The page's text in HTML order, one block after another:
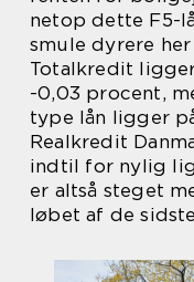
netop dette F5-
smule dyrere
Totalkredit
-0,03 procent,
type lån ligger
Realkredit
indtil for nylig
er altså steget
løbet af de